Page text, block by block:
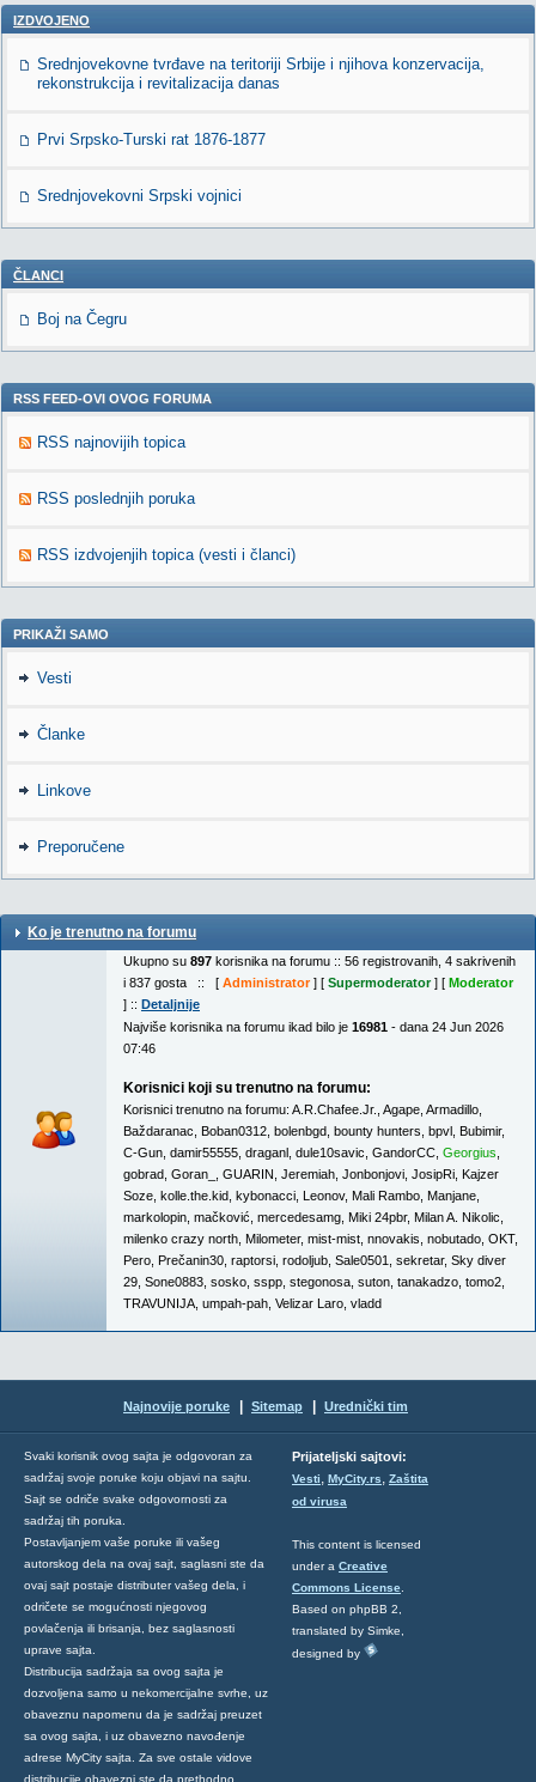
IZDVOJENO
Srednjovekovne tvrđave na teritoriji Srbije i njihova konzervacija,
rekonstrukcija i revitalizacija danas
Prvi Srpsko-Turski rat 1876-1877
Srednjovekovni Srpski vojnici
ČLANCI
Boj na Čegru
RSS FEED-OVI OVOG FORUMA
RSS najnovijih topica
RSS poslednjih poruka
RSS izdvojenjih topica (vesti i članci)
PRIKAŽI SAMO
Vesti
Članke
Linkove
Preporučene
Ko je trenutno na forumu
Ukupno su 897 korisnika na forumu :: 56 registrovanih, 4 sakrivenih
i 837 gosta :: [ Administrator] [ Supermoderator] [ Moderator
] :: Detaljnije
Najviše korisnika na forumu ikad bilo je 16981 - dana 24 Jun 2026
07:46
Korisnici koji su trenutno na forumu:
Korisnici trenutno na forumu: A.R.Chafee.Jr. Agape Armadillo
Baždaranac Boban0312 bolenbgd bounty hunters bpvl Bubimir,
C-Gun damir55555 draganl dule10savic GandorCC Georgius
gobrad Goran_ GUARIN Jeremiah Jonbonjovi JosipRi Kajzer
Soze kolle.the.kid kybonacci Leonov, Mali Rambo Manjane
markolopin mačković mercedesamg Miki 24pbr, Milan A. Nikolic
milenko crazy north Milometer, mist-mist nnovakis nobutado OKT,
Pero Prečanin30 raptorsi rodoljub Sale0501 sekretar, Sky diver
29 Sone0883 sosko sspp stegonosa suton tanakadzo tomo2
TRAVUNIJA umpah-pah Velizar Laro vladd
Najnovije poruke Sitemap Urednički tim
Svaki korisnik ovog sajta je odgovoran za
sadržaj svoje poruke koju objavi na sajtu.
Sajt se odriče svake odgovornosti za
sadržaj tih poruka.
Postavljanjem vaše poruke ili vašeg
autorskog dela na ovaj sajt, saglasni ste da
ovaj sajt postaje distributer vašeg dela, i
odričete se mogućnosti njegovog
povlačenja ili brisanja, bez saglasnosti
uprave sajta.
Distribucija sadržaja sa ovog sajta je
dozvoljena samo u nekomercijalne svrhe, uz
obaveznu napomenu da je sadržaj preuzet
sa ovog sajta, i uz obavezno navođenje
adrese MyCity sajta. Za sve ostale vidove
distribucije obavezni ste da prethodno
Prijateljski sajtovi:
Vesti, MyCity.rs, Zaštita
od virusa
This content is licensed
under a Creative
Commons License
Based on phpBB 2,
translated by Simke,
designed by